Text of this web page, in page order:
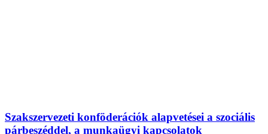
Szakszervezeti konföderációk alapvetései a szociális
párbeszéddel, a munkaügyi kapcsolatok